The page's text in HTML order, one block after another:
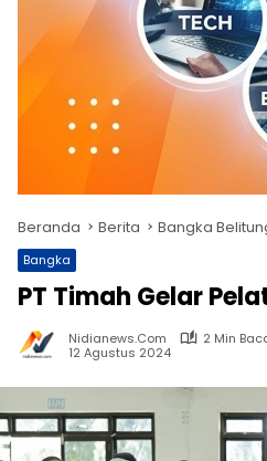
Beranda Berita Bangka
Bangka
PT Timah Gelar
Nidianews.com
2 Min
12 Agustus 2024